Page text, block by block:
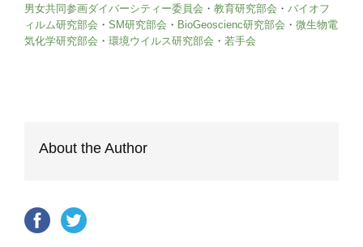
男女共同参画ダイバーシティー委員会 ・ 教育研究部会 ・ バイオフ
ィルム研究部会 ・ SM研究部会 ・ BioGeoscienc研究部会 ・ 微生物電
気化学研究部会 ・ 環境ウイルス研究部会 ・ 若手会
About the Author